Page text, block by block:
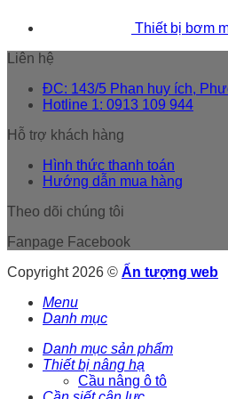
Thiết bị bơm
Liên hệ
ĐC: 143/5 Phan huy ích,
Hotline 1: 0913 109 944
Hỗ trợ khách hàng
Hình thức thanh toán
Hướng dẫn mua hàng
Theo dõi chúng tôi
Fanpage Facebook
Copyright 2026 © Ấn tượng web
Menu
Danh mục
Danh mục sản phẩm
Thiết bị nâng hạ
Cầu nâng ô tô